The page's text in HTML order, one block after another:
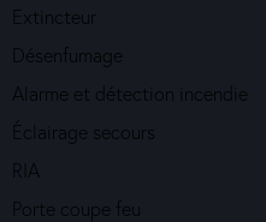
Extincteur
Désenfumage
Alarme et détection incendie
Éclairage secours
RIA
Porte coupe feu